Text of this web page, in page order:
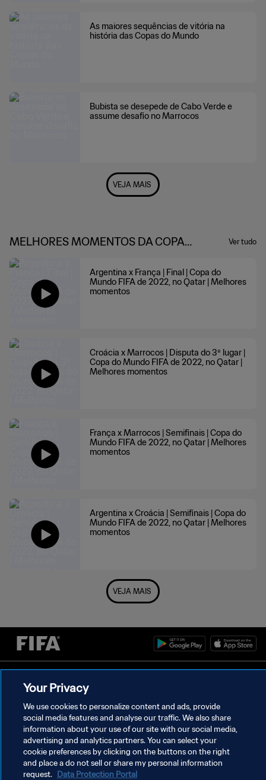
As maiores sequências de vitória na
história das Copas do Mundo
Bubista se desepede de Cabo Verde e
assume desafio no Marrocos
VEJA MAIS
MELHORES MOMENTOS DA COPA
DO MUNDO
Ver tudo
Argentina x França | Final | Copa do
Mundo FIFA de 2022, no Qatar | Melhores
momentos
Croácia x Marrocos | Disputa do 3º lugar |
Copa do Mundo FIFA de 2022, no Qatar |
Melhores momentos
França x Marrocos | Semifinais | Copa do
Mundo FIFA de 2022, no Qatar | Melhores
momentos
Argentina x Croácia | Semifinais | Copa do
Mundo FIFA de 2022, no Qatar | Melhores
momentos
VEJA MAIS
ADMINISTRAR AS PREFERÊNCIAS DE COOKIES
Copyright © 1994-2026 FIFA. Todos os direitos reservados.
Your Privacy
We use cookies to personalize content and ads, provide
social media features and analyse our traffic. We also share
information about your use of our site with our social media,
advertising and analytics partners. You can select your
cookie preferences by clicking on the buttons on the right
and place a do not sell or share my personal information
request. Data Protection Portal